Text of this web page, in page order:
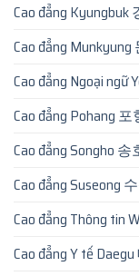
Cao đẳng
Cao đẳng
Cao đẳng Ngoại
Cao đẳng Pohang
Cao đẳng Songho
Cao đẳng Suseong
Cao đẳng Thông tin
Cao đẳng Y tế